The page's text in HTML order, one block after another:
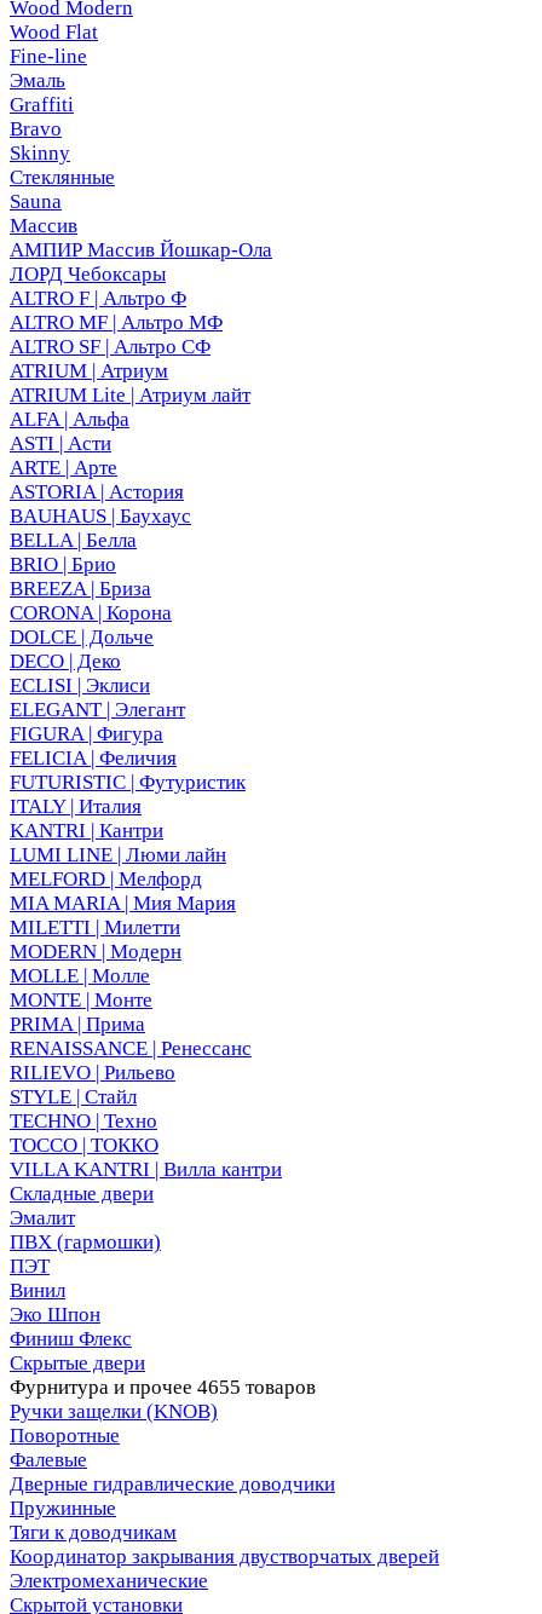
Wood Modern
Wood Flat
Fine-line
Эмаль
Graffiti
Bravo
Skinny
Стеклянные
Sauna
Массив
АМПИР Массив Йошкар-Ола
ЛОРД Чебоксары
ALTRO F | Альтро Ф
ALTRO MF | Альтро МФ
ALTRO SF | Альтро СФ
ATRIUM | Атриум
ATRIUM Lite | Атриум лайт
ALFA | Альфа
ASTI | Асти
ARTE | Арте
ASTORIA | Астория
BAUHAUS | Баухаус
BELLA | Белла
BRIO | Брио
BREEZA | Бриза
CORONA | Корона
DOLCE | Дольче
DECO | Деко
ECLISI | Эклиси
ELEGANT | Элегант
FIGURA | Фигура
FELICIA | Феличия
FUTURISTIC | Футуристик
ITALY | Италия
KANTRI | Кантри
LUMI LINE | Люми лайн
MELFORD | Мелфорд
MIA MARIA | Мия Мария
MILETTI | Милетти
MODERN | Модерн
MOLLE | Молле
MONTE | Монте
PRIMA | Прима
RENAISSANCE | Ренессанс
RILIEVO | Рильево
STYLE | Стайл
TECHNO | Техно
TOCCO | ТОККО
VILLA KANTRI | Вилла кантри
Складные двери
Эмалит
ПВХ (гармошки)
ПЭТ
Винил
Эко Шпон
Финиш Флекс
Скрытые двери
Фурнитура и прочее 4655 товаров
Ручки защелки (KNOB)
Поворотные
Фалевые
Дверные гидравлические доводчики
Пружинные
Тяги к доводчикам
Координатор закрывания двустворчатых дверей
Электромеханические
Скрытой установки